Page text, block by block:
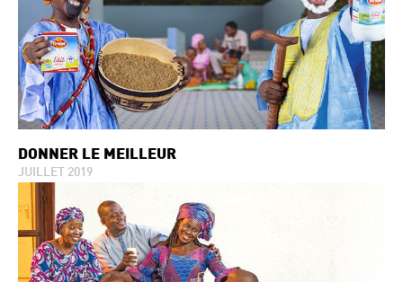
DONNER LE MEILLEUR
JUILLET 2019